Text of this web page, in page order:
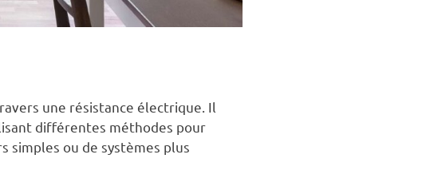
une résistance électrique. Il
différentes méthodes pour
simples ou de systèmes plus